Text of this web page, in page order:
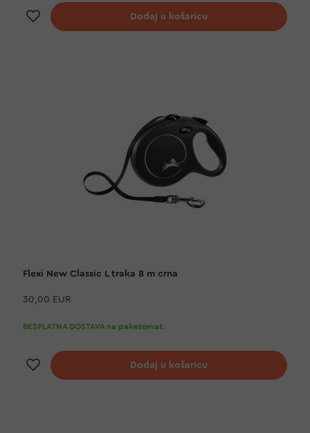
Dodaj na listu želja
Dodaj u košaricu
Flexi New Classic L traka 8 m crna
30,00 EUR
BESPLATNA DOSTAVA na paketomat.
Dodaj na listu želja
Dodaj u košaricu